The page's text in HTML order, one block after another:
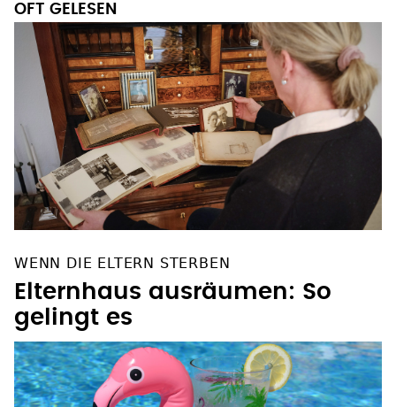
OFT GELESEN
WENN DIE ELTERN STERBEN
Elternhaus ausräumen: So
gelingt es